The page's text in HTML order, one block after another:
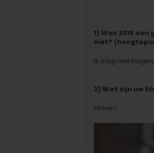
1) Was 2016
niet?
Ik mag niet
2) Wat zijn uw
Filmen!